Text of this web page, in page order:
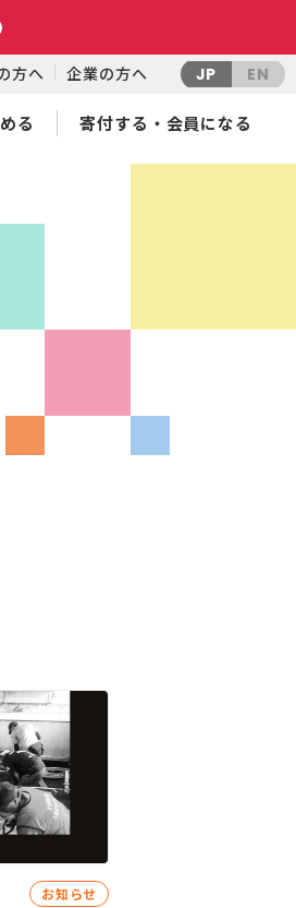
方へ 企業の方へ JP EN
る 寄付する・会員になる
お知らせ